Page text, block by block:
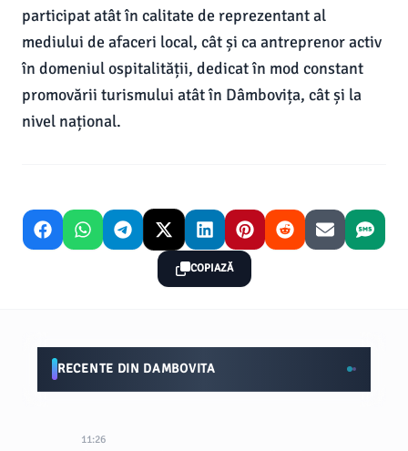
participat atât în calitate de reprezentant al
mediului de afaceri local, cât și ca antreprenor activ
în domeniul ospitalității, dedicat în mod constant
promovării turismului atât în Dâmbovița, cât și la
nivel național.
COPIAZĂ
RECENTE DIN DAMBOVITA
11:26